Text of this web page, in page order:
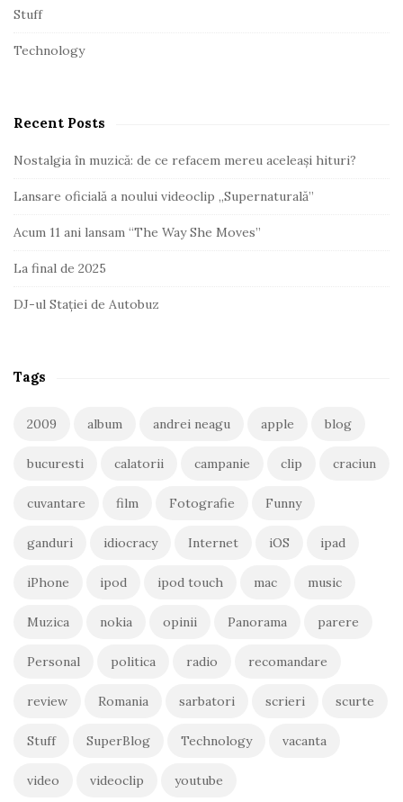
Stuff
Technology
Recent Posts
Nostalgia în muzică: de ce refacem mereu aceleași hituri?
Lansare oficială a noului videoclip „Supernaturală”
Acum 11 ani lansam “The Way She Moves”
La final de 2025
DJ-ul Stației de Autobuz
Tags
2009 album andrei neagu apple blog
bucuresti calatorii campanie clip craciun
cuvantare film Fotografie Funny
ganduri idiocracy Internet iOS ipad
iPhone ipod ipod touch mac music
Muzica nokia opinii Panorama parere
Personal politica radio recomandare
review Romania sarbatori scrieri scurte
Stuff SuperBlog Technology vacanta
video videoclip youtube